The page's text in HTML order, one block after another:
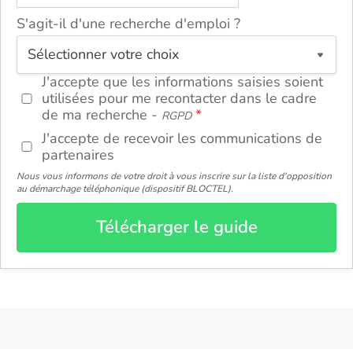
S'agit-il d'une recherche d'emploi ?
J'accepte que les informations saisies soient
utilisées pour me recontacter dans le cadre
de ma recherche - RGPD
J'accepte de recevoir les communications de
partenaires
Nous vous informons de votre droit à vous inscrire sur la liste d'opposition
au démarchage téléphonique (dispositif BLOCTEL).
Télécharger le guide
ou